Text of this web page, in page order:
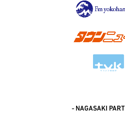
- NAGASAKI